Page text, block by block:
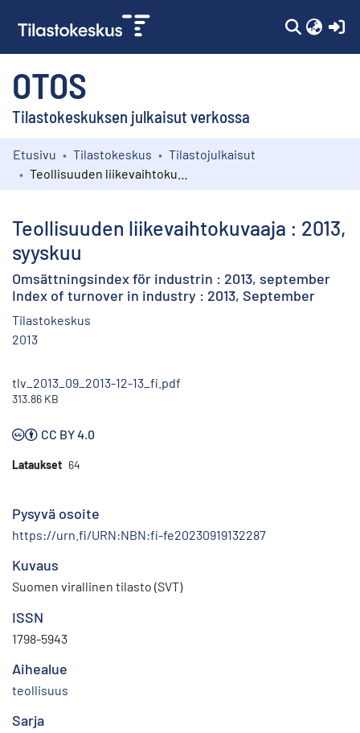
OTOS
Tilastokeskuksen julkaisut verkossa
Kokoelmat
Etusivu Tilastokeskus
Tilastojulkaisut
Teollisuuden liikevaihtokuvaaja : 2013,
syyskuu
Omsättningsindex för industrin : 2013, september
Index of turnover in industry : 2013, September
Tilastokeskus
2013
tlv_2013_09_2013-12-13_fi.pdf
313.86 KB
CC BY 4.0
Lataukset 64
Pysyvä osoite
https://urn.fi/URN:NBN:fi-fe20230919132287
Kuvaus
Suomen virallinen tilasto (SVT)
ISSN
1798-5943
Aihealue
teollisuus
Sarja